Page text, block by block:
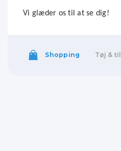
Vi glæder os til at se dig!
Shopping Tøj &